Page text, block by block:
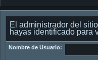
El administrador del
hayas identificado para
Nombre de Usuario: